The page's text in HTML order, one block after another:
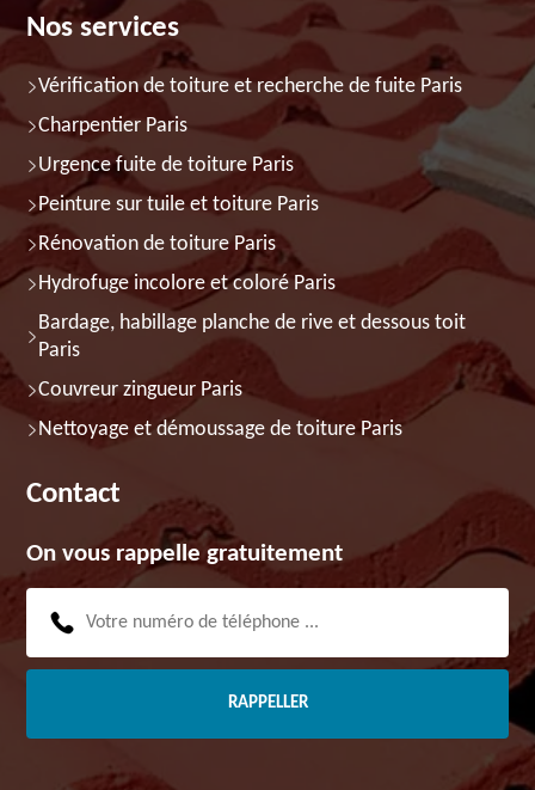
Nos services
Vérification de toiture et recherche de fuite Paris
Charpentier Paris
Urgence fuite de toiture Paris
Peinture sur tuile et toiture Paris
Rénovation de toiture Paris
Hydrofuge incolore et coloré Paris
Bardage, habillage planche de rive et dessous toit
Paris
Couvreur zingueur Paris
Nettoyage et démoussage de toiture Paris
Contact
On vous rappelle gratuitement